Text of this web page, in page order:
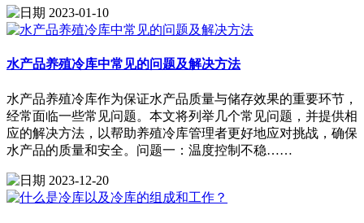
2023-01-10
水产品养殖冷库中常见的问题及解决方法
水产品养殖冷库作为保证水产品质量与储存效果的重要环节，
经常面临一些常见问题。本文将列举几个常见问题，并提供相
应的解决方法，以帮助养殖冷库管理者更好地应对挑战，确保
水产品的质量和安全。问题一：温度控制不稳……
2023-12-20